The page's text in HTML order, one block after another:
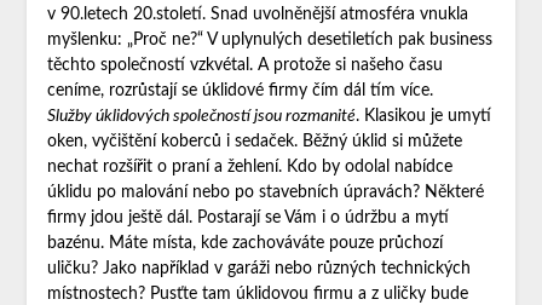
v 90.letech 20.století. Snad uvolněnější atmosféra vnukla
myšlenku: „Proč ne?“ V uplynulých desetiletích pak business
těchto společností vzkvétal. A protože si našeho času
ceníme, rozrůstají se úklidové firmy čím dál tím více.
Služby úklidových společností jsou rozmanité. Klasikou je umytí
oken, vyčištění koberců i sedaček. Běžný úklid si můžete
nechat rozšířit o praní a žehlení. Kdo by odolal nabídce
úklidu po malování nebo po stavebních úpravách? Některé
firmy jdou ještě dál. Postarají se Vám i o údržbu a mytí
bazénu. Máte místa, kde zachováváte pouze průchozí
uličku? Jako například v garáži nebo různých technických
místnostech? Pusťte tam úklidovou firmu a z uličky bude